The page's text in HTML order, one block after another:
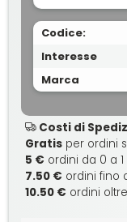
Codice:
Interesse
Marca
Costi di
Gratis per ordini
5 € ordini da 0 a 1
7.50 € ordini fino
10.50 € ordini